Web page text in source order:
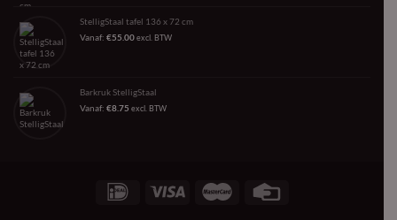
StelligStaal tafel 136 x 72 cm
Vanaf: €55.00excl. BTW
Barkruk StelligStaal
Vanaf: €8.75 excl. BTW